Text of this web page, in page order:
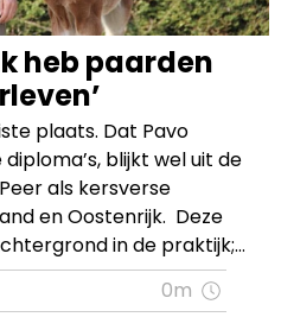
heb paarden
plaats. Dat Pavo
blijkt wel uit de
als kersverse
en Oostenrijk. Deze
in de praktijk;
en ruiters. Zijn
paarden als de
0m